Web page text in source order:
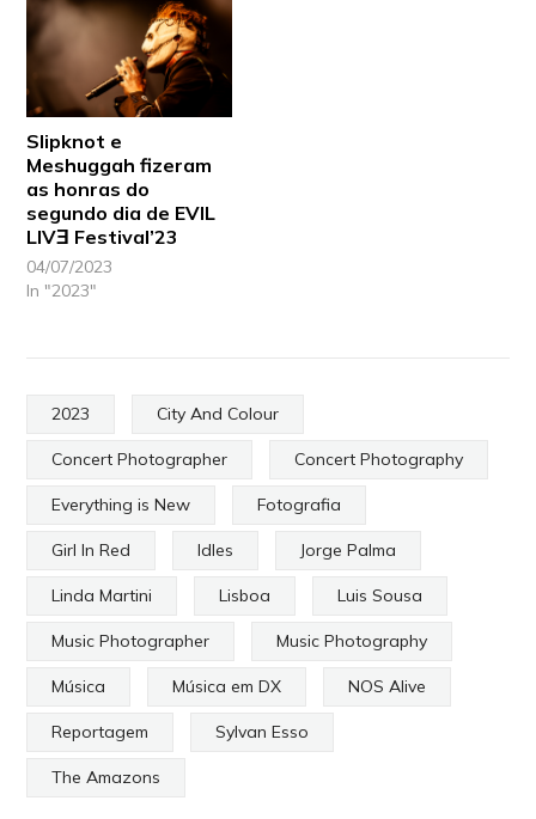
Slipknot e
Meshuggah fizeram
as honras do
segundo dia de EVIL
LIVƎ Festival’23
04/07/2023
In "2023"
2023 City And Colour
Concert Photographer Concert Photography
Everything is New Fotografia
Girl In Red Idles Jorge Palma
Linda Martini Lisboa Luis Sousa
Music Photographer Music Photography
Música Música em DX NOS Alive
Reportagem Sylvan Esso
The Amazons